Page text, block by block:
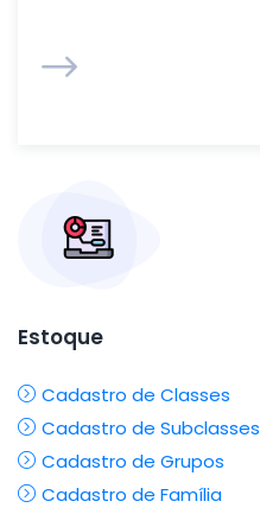
Estoque
Cadastro de Classes
Cadastro de Subclasses
Cadastro de Grupos
Cadastro de Família